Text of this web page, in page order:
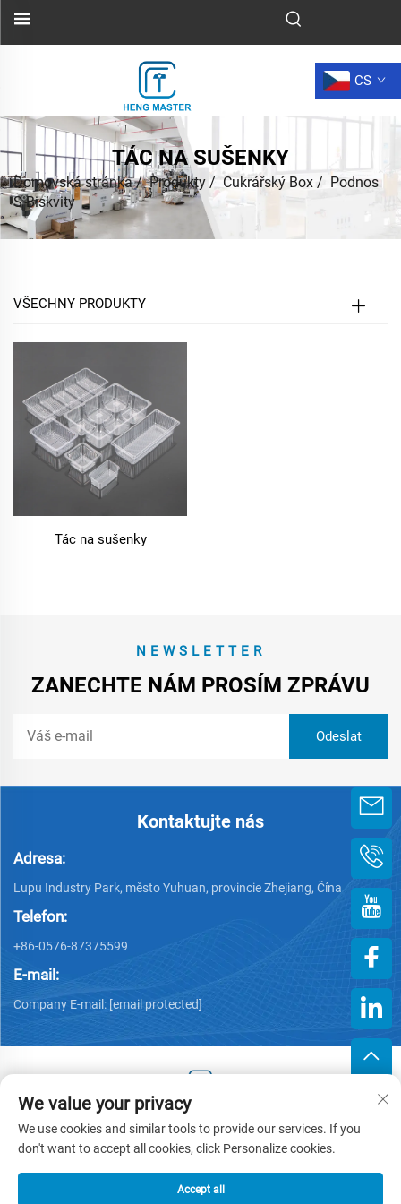
CS
TÁC NA SUŠENKY
Domovská stránka/Produkty /Cukrářský Box / Podnos
S Biskvity
VŠECHNY PRODUKTY
Tác na sušenky
NEWSLETTER
ZANECHTE NÁM PROSÍM ZPRÁVU
Kontaktujte nás
Adresa:
Lupu Industry Park, město Yuhuan, provincie Zhejiang, Čína
Telefon:
+86-0576-87375599
E-mail:
Company E-mail: [email protected]
Copyright © 2025 by Zhejiang Hengjiang Plastic Co., Ltd. -
Zásady ochrany soukromí
We value your privacy
We use cookies and similar tools to provide our services. If you
don't want to accept all cookies, click Personalize cookies.
Accept all